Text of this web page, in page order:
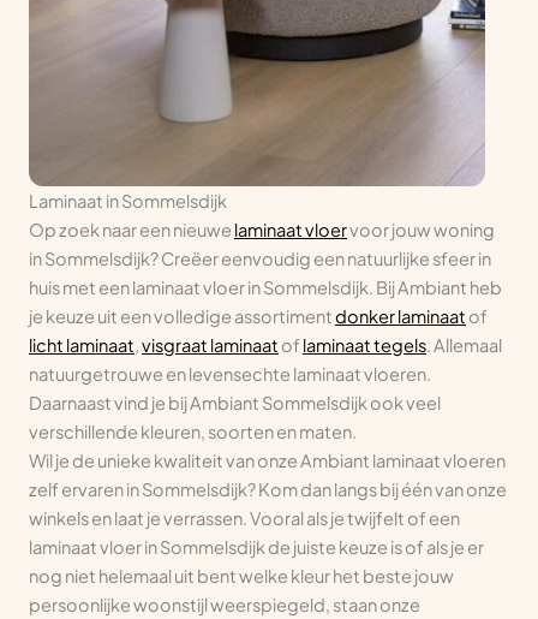
Laminaat in Sommelsdijk
Op zoek naar een nieuwe laminaat vloervoor jouw woning
in Sommelsdijk? Creëer eenvoudig een natuurlijke sfeer in
huis met een laminaat vloer in Sommelsdijk. Bij Ambiant heb
je keuze uit een volledige assortimentdonker laminaat of
licht laminaat,visgraat laminaat of laminaat tegels. Allemaal
natuurgetrouwe en levensechte laminaat vloeren.
Daarnaast vind je bij Ambiant Sommelsdijk ook veel
verschillende kleuren, soorten en maten.
Wil je de unieke kwaliteit van onze Ambiant laminaat vloeren
zelf ervaren in Sommelsdijk? Kom dan langs bij één van onze
winkels en laat je verrassen. Vooral als je twijfelt of een
laminaat vloer in Sommelsdijk de juiste keuze is of als je er
nog niet helemaal uit bent welke kleur het beste jouw
persoonlijke woonstijl weerspiegeld, staan onze